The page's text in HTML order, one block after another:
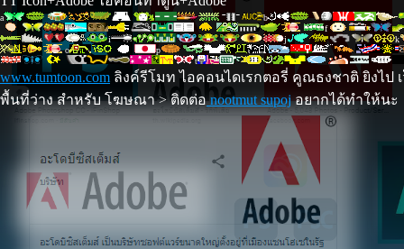
a
b
f
i
j
k
o
p
t
www.tumtoon.com ลิงค์รีโมท ไอคอนไดเรกตอรี่ คูณธงชาติ ยิงไป
พื้นที่ว่าง สำหรับ โฆษณา > ติดต่อnootmut supojอยากได้ทำให้นะ